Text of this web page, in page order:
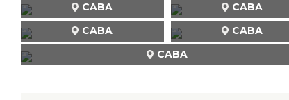
CABA CABA
CABA
CABA
CABA